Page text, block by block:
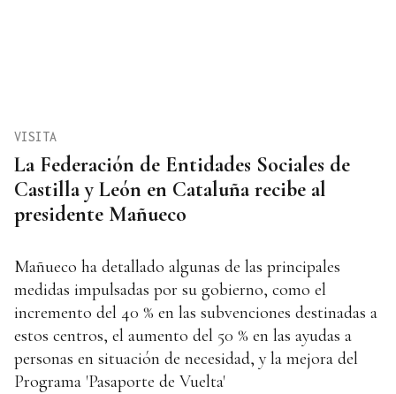
La Federación de Entidades Sociales de
Castilla y León en Cataluña recibe al
presidente Mañueco
VISITA
Mañueco ha detallado algunas de las principales
medidas impulsadas por su gobierno, como el
incremento del 40 % en las subvenciones destinadas a
estos centros, el aumento del 50 % en las ayudas a
personas en situación de necesidad, y la mejora del
Programa 'Pasaporte de Vuelta'